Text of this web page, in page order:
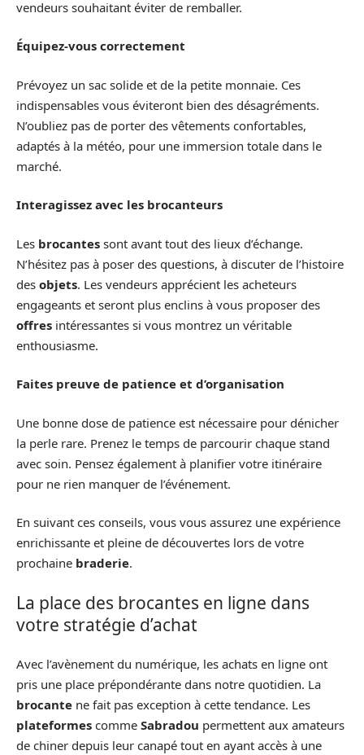
vendeurs souhaitant éviter de remballer.
Équipez-vous correctement
Prévoyez un sac solide et de la petite monnaie. Ces
indispensables vous éviteront bien des désagréments.
N’oubliez pas de porter des vêtements confortables,
adaptés à la météo, pour une immersion totale dans le
marché.
Interagissez avec les brocanteurs
Les brocantes sont avant tout des lieux d’échange.
N’hésitez pas à poser des questions, à discuter de l’histoire
des objets. Les vendeurs apprécient les acheteurs
engageants et seront plus enclins à vous proposer des
offres intéressantes si vous montrez un véritable
enthousiasme.
Faites preuve de patience et d’organisation
Une bonne dose de patience est nécessaire pour dénicher
la perle rare. Prenez le temps de parcourir chaque stand
avec soin. Pensez également à planifier votre itinéraire
pour ne rien manquer de l’événement.
En suivant ces conseils, vous vous assurez une expérience
enrichissante et pleine de découvertes lors de votre
prochaine braderie.
La place des brocantes en ligne dans
votre stratégie d’achat
Avec l’avènement du numérique, les achats en ligne ont
pris une place prépondérante dans notre quotidien. La
brocante ne fait pas exception à cette tendance. Les
plateformes comme Sabradou permettent aux amateurs
de chiner depuis leur canapé tout en ayant accès à une